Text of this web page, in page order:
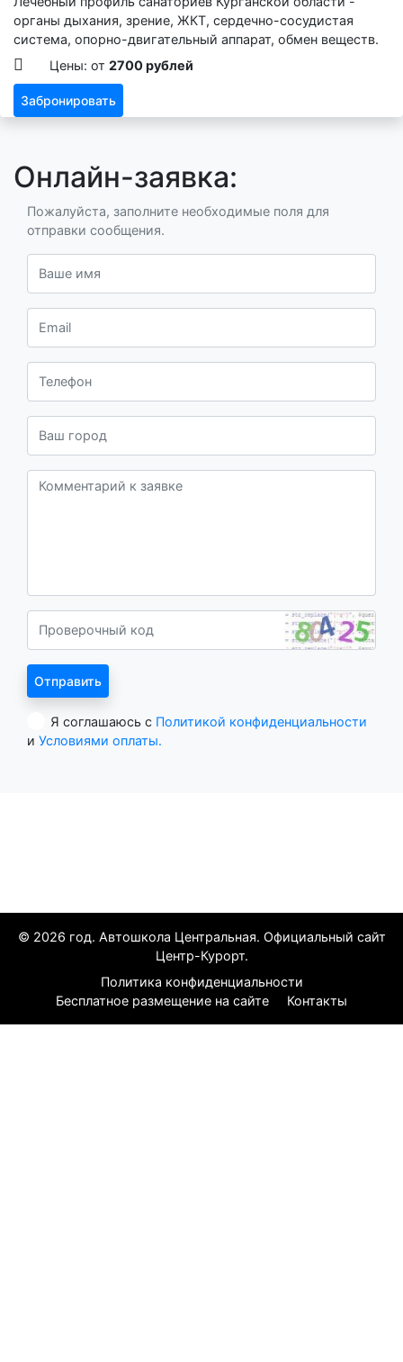
органы дыхания, зрение, ЖКТ, сердечно-сосудистая
система, опорно-двигательный аппарат, обмен веществ.
Цены: от 2700 рублей
Забронировать
Онлайн-заявка:
Пожалуйста, заполните необходимые поля для
отправки сообщения.
Я соглашаюсь с Политикой конфиденциальности
и Условиями оплаты.
© 2026 год. Автошкола Центральная. Официальный сайт
Центр-Курорт.
Политика конфиденциальности
Бесплатное размещение на сайте
Контакты